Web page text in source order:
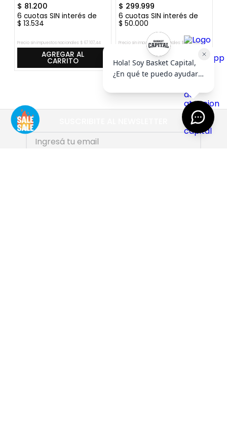
$ 81.200
6 cuotas SIN interés de
$ 13.534
Precio sin impuestos nacionales: $ 67.107,44
AGREGAR AL
CARRITO
$ 299.999
6 cuotas SIN interés de
$ 50.000
Precio sin impuestos nacionales: $247.933,06
AGREGAR AL
CARRITO